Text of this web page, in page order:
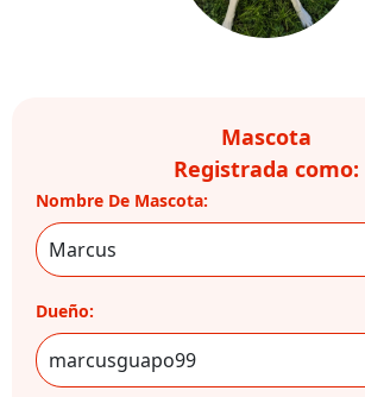
Mascota
Registrada como:
Nombre De Mascota:
Dueño: